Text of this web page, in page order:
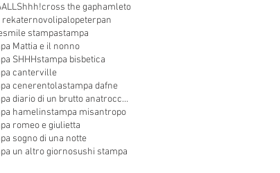
Shhh!cross the gaphamleto
rekaternovolipalopeterpan
smile stampastampa
Mattia e il nonno
SHHHstampa bisbetica
canterville
cenerentolastampa dafne
stampa diario di un brutto anatroccolo
hamelinstampa misantropo
romeo e giulietta
sogno di una notte
un altro giornosushi stampa